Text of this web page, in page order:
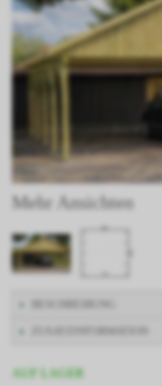
Mehr Ansichten
AUF LAGER